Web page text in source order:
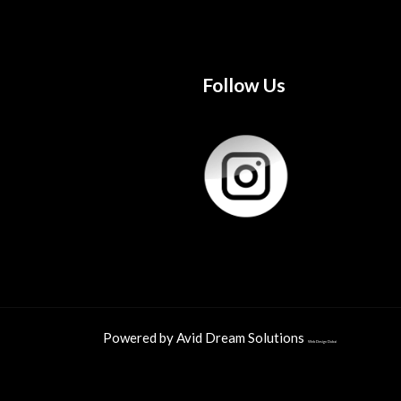
Follow Us
Powered by Avid Dream Solutions Web Design Dubai